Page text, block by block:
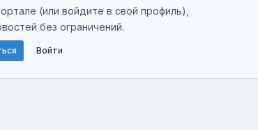
(или войдите в свой профиль),
без ограничений.
Войти